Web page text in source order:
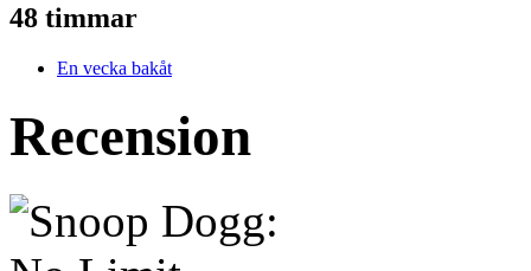
48 timmar
En vecka bakåt
Recension